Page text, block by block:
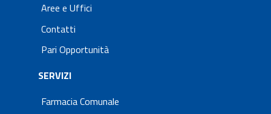
Aree e Uffici
Contatti
Pari Opportunità
SERVIZI
Farmacia Comunale